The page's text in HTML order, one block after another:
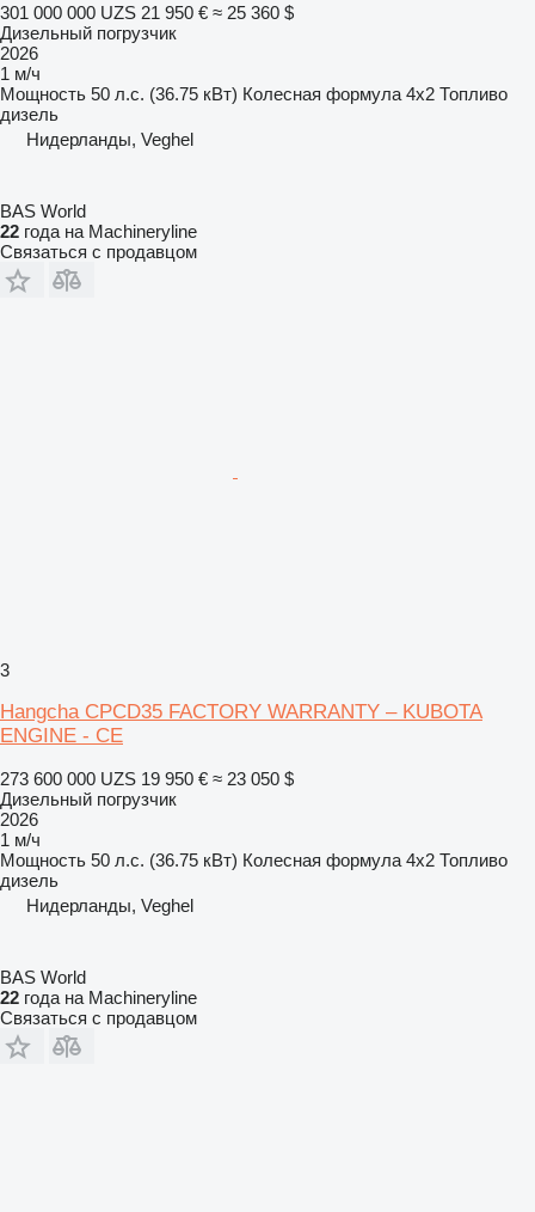
301 000 000 UZS 21 950 € ≈ 25 360 $
Дизельный погрузчик
2026
1 м/ч
Мощность 50 л.с. (36.75 кВт) Колесная формула 4x2 Топливо
дизель
Нидерланды, Veghel
BAS World
22 года на Machineryline
Связаться с продавцом
3
Hangcha CPCD35 FACTORY WARRANTY – KUBOTA
ENGINE - CE
273 600 000 UZS 19 950 € ≈ 23 050 $
Дизельный погрузчик
2026
1 м/ч
Мощность 50 л.с. (36.75 кВт) Колесная формула 4x2 Топливо
дизель
Нидерланды, Veghel
BAS World
22 года на Machineryline
Связаться с продавцом